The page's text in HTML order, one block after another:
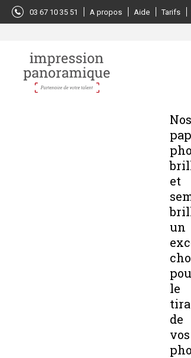
03 67 10 35 51 A propos Aide Tarifs
Nos
et
un
le
de
vos
Panneau de gestion des cookies